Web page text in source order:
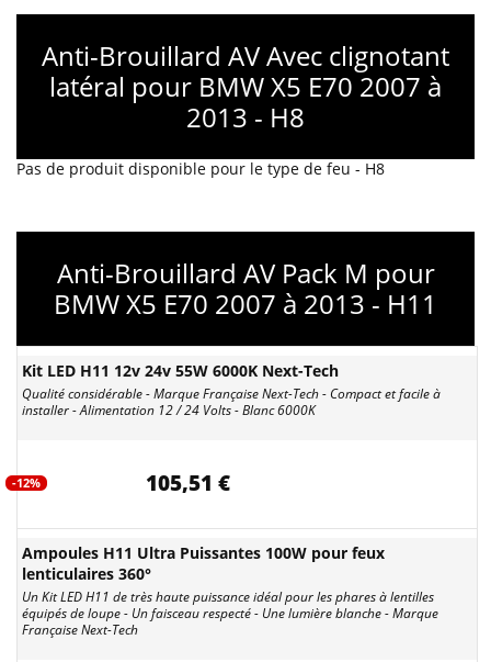
Anti-Brouillard AV Avec clignotant
latéral pour BMW X5 E70 2007 à
2013 - H8
Pas de produit disponible pour le type de feu - H8
Anti-Brouillard AV Pack M pour
BMW X5 E70 2007 à 2013 - H11
Kit LED H11 12v 24v 55W 6000K Next-Tech
Qualité considérable - Marque Française Next-Tech - Compact et facile à
installer - Alimentation 12 / 24 Volts - Blanc 6000K
-12% 105,51 €
Ampoules H11 Ultra Puissantes 100W pour feux
lenticulaires 360°
Un Kit LED H11 de très haute puissance idéal pour les phares à lentilles
équipés de loupe - Un faisceau respecté - Une lumière blanche - Marque
Française Next-Tech